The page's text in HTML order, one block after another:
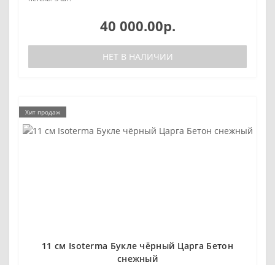
40 000.00р.
НЕТ В НАЛИЧИИ
Хит продаж
11 см Isoterma Букле чёрный Царга Бетон
снежный